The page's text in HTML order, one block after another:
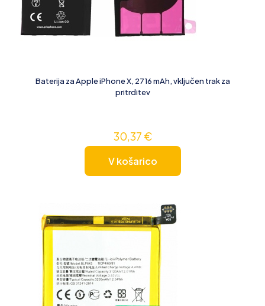
Baterija za Apple iPhone X, 2716 mAh, vključen trak za
pritrditev
30,37 €
V košarico